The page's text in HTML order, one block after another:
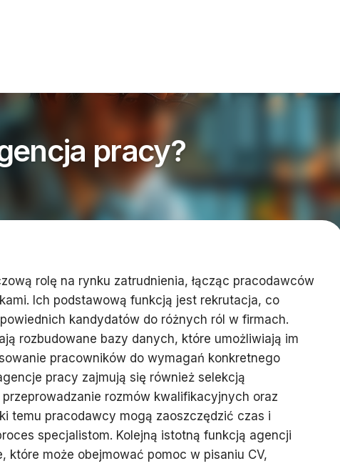
pracy?
rolę na rynku zatrudnienia, łącząc pracodawców
Ich podstawową funkcją jest rekrutacja, co
kandydatów do różnych ról w firmach.
rozbudowane bazy danych, które umożliwiają im
pracowników do wymagań konkretnego
pracy zajmują się również selekcją
rozmów kwalifikacyjnych oraz
temu pracodawcy mogą zaoszczędzić czas i
specjalistom. Kolejną istotną funkcją agencji
które może obejmować pomoc w pisaniu CV,